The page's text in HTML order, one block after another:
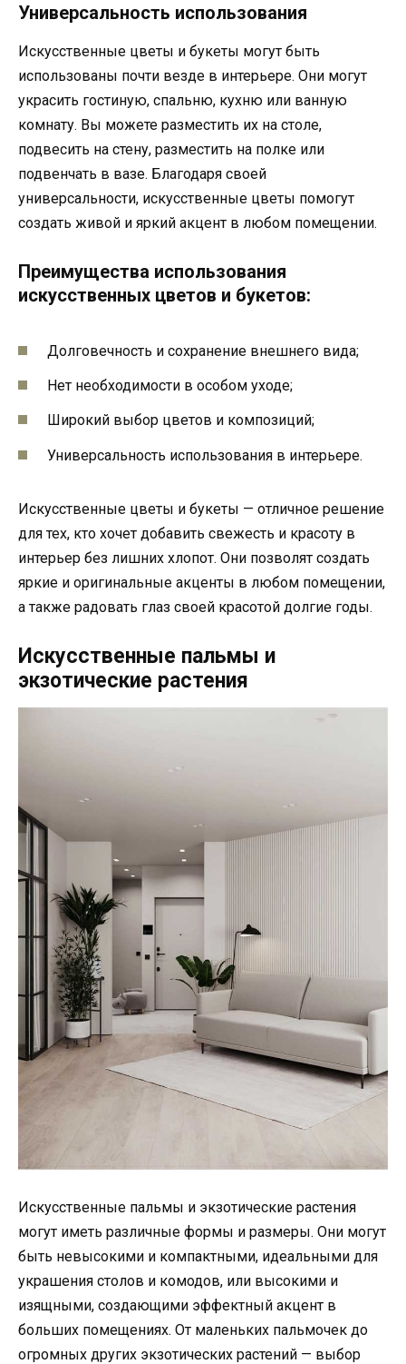
Универсальность использования
Искусственные цветы и букеты могут быть
использованы почти везде в интерьере. Они могут
украсить гостиную, спальню, кухню или ванную
комнату. Вы можете разместить их на столе,
подвесить на стену, разместить на полке или
подвенчать в вазе. Благодаря своей
универсальности, искусственные цветы помогут
создать живой и яркий акцент в любом помещении.
Преимущества использования
искусственных цветов и букетов:
Долговечность и сохранение внешнего вида;
Нет необходимости в особом уходе;
Широкий выбор цветов и композиций;
Универсальность использования в интерьере.
Искусственные цветы и букеты — отличное решение
для тех, кто хочет добавить свежесть и красоту в
интерьер без лишних хлопот. Они позволят создать
яркие и оригинальные акценты в любом помещении,
а также радовать глаз своей красотой долгие годы.
Искусственные пальмы и
экзотические растения
Искусственные пальмы и экзотические растения
могут иметь различные формы и размеры. Они могут
быть невысокими и компактными, идеальными для
украшения столов и комодов, или высокими и
изящными, создающими эффектный акцент в
больших помещениях. От маленьких пальмочек до
огромных других экзотических растений — выбор